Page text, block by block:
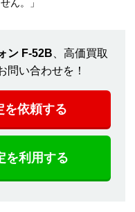
ん。」
ン F-52B 、高価買取
問い合わせを！
を依頼する
を利用する